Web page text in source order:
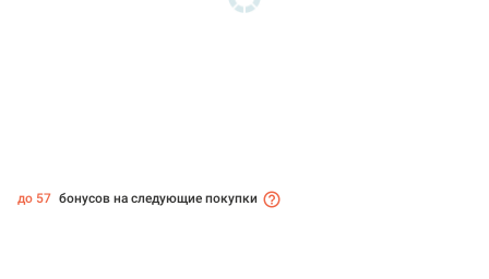
до 57 бонусов на следующие покупки